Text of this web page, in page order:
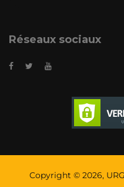
Réseaux sociaux
Copyright © 2026,